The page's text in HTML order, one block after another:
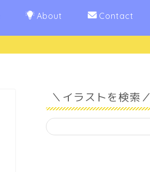
About Contact
＼イラストを検索／